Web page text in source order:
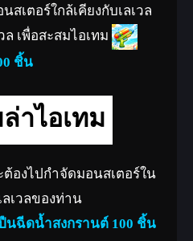
สเตอร์ใกล้เคียงกับเลเวล
ล เพื่อสะสมไอเทม
ชิ้น
าไอเทม
องไปกำจัดมอนสเตอร์ใน
ลเวลของท่าน
นฉีดน้ำสงกรานต์ 100 ชิ้น